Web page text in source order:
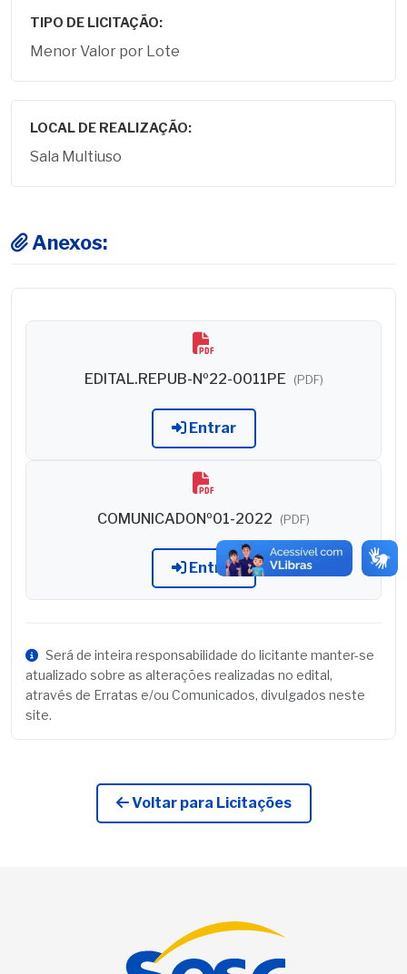
TIPO DE LICITAÇÃO:
Menor Valor por Lote
LOCAL DE REALIZAÇÃO:
Sala Multiuso
Anexos:
EDITAL.REPUB-Nº22-0011PE (PDF)
Entrar
COMUNICADONº01-2022 (PDF)
Entrar
Será de inteira responsabilidade do licitante manter-se
atualizado sobre as alterações realizadas no edital,
através de Erratas e/ou Comunicados, divulgados neste
site.
Voltar para Licitações